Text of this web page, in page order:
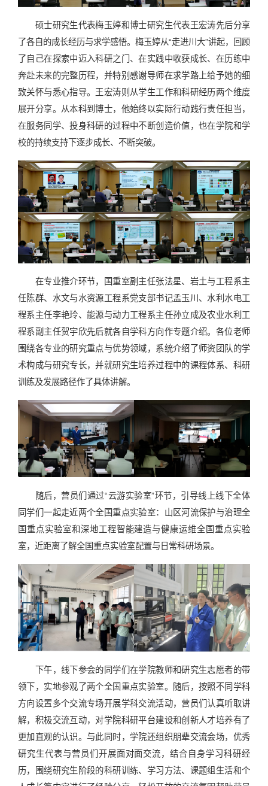
硕士研究生代表梅玉婷和博士研究生代表王宏涛先后分享
了各自的成长经历与求学感悟。梅玉婷从“走进川大”讲起，回顾
了自己在探索中迈入科研之门、在实践中收获成长、在历练中
奔赴未来的完整历程，并特别感谢导师在求学路上给予她的细
致关怀与悉心指导。王宏涛则从学生工作和科研经历两个维度
展开分享。从本科到博士，他始终以实际行动践行责任担当，
在服务同学、投身科研的过程中不断创造价值，也在学院和学
校的持续支持下逐步成长、不断突破。
在专业推介环节，国重室副主任张法星、岩土与工程系主
任陈群、水文与水资源工程系党支部书记孟玉川、水利水电工
程系主任李艳玲、能源与动力工程系主任孙立成及农业水利工
程系副主任贺宇欣先后就各自学科方向作专题介绍。各位老师
围绕各专业的研究重点与优势领域，系统介绍了师资团队的学
术构成与研究专长，并就研究生培养过程中的课程体系、科研
训练及发展路径作了具体讲解。
随后，营员们通过“云游实验室”环节，引导线上线下全体
同学们一起走近两个全国重点实验室：山区河流保护与治理全
国重点实验室和深地工程智能建造与健康运维全国重点实验
室，近距离了解全国重点实验室配置与日常科研场景。
下午，线下参会的同学们在学院教师和研究生志愿者的带
领下，实地参观了两个全国重点实验室。随后，按照不同学科
方向设置多个交流专场开展学科交流活动，营员们认真听取讲
解，积极交流互动，对学院科研平台建设和创新人才培养有了
更加直观的认识。与此同时，学院还组织朋辈交流会场，优秀
研究生代表与营员们开展面对面交流，结合自身学习科研经
历，围绕研究生阶段的科研训练、学习方法、课题组生活和个